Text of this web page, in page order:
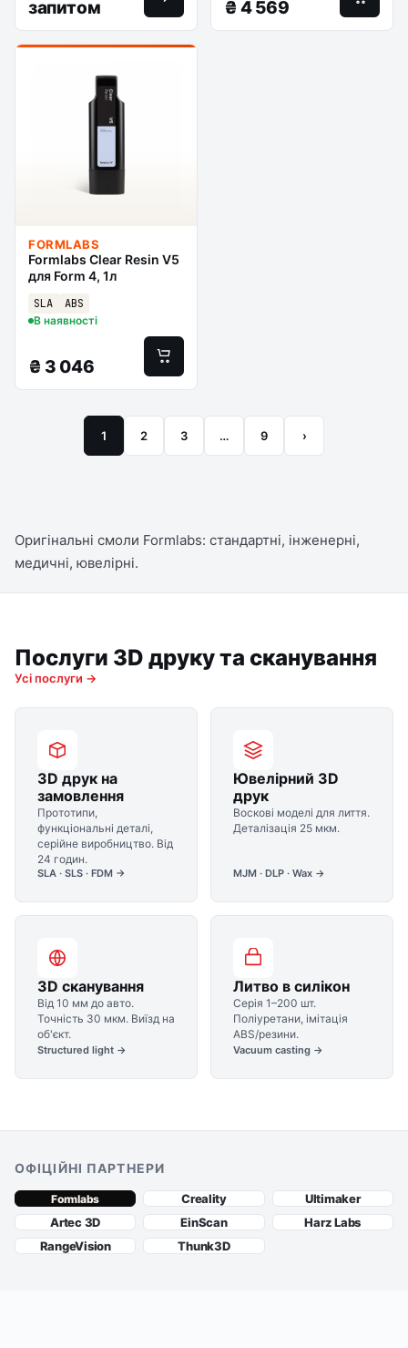
запитом
₴ 4 569
FORMLABS
Formlabs Clear Resin V5
для Form 4, 1л
SLA ABS
В наявності
₴ 3 046
1 2 3 … 9 ›
Оригінальні смоли Formlabs: стандартні, інженерні,
медичні, ювелірні.
Послуги 3D друку та сканування
Усі послуги →
3D друк на
замовлення
Прототипи,
функціональні деталі,
серійне виробництво. Від
24 годин.
SLA · SLS · FDM →
Ювелірний 3D
друк
Воскові моделі для лиття.
Деталізація 25 мкм.
MJM · DLP · Wax →
3D сканування
Від 10 мм до авто.
Точність 30 мкм. Виїзд на
об'єкт.
Structured light →
Литво в силікон
Серія 1–200 шт.
Поліуретани, імітація
ABS/резини.
Vacuum casting →
ОФІЦІЙНІ ПАРТНЕРИ
Formlabs Creality
Ultimaker
Artec 3D
EinScan
Harz Labs
RangeVision
Thunk3D